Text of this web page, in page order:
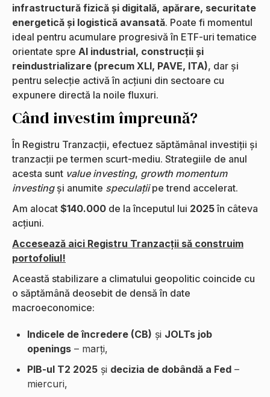
infrastructură fizică și digitală, apărare, securitate
energetică și logistică avansată. Poate fi momentul
ideal pentru acumulare progresivă în ETF-uri tematice
orientate spre AI industrial, construcții și
reindustrializare (precum XLI, PAVE, ITA), dar și
pentru selecție activă în acțiuni din sectoare cu
expunere directă la noile fluxuri.
Când investim împreună?
În Registru Tranzacții, efectuez săptămânal investiții și
tranzacții pe termen scurt-mediu. Strategiile de anul
acesta sunt value investing, growth momentum
investingși anumite speculațiipe trend accelerat.
Am alocat $140.000 de la începutul lui 2025în câteva
acțiuni.
Accesează aici Registru Tranzacții să construim
portofoliul!
Această stabilizare a climatului geopolitic coincide cu
o săptămână deosebit de densă în date
macroeconomice:
Indicele de încredere (CB) și JOLTs job
openings – marți,
PIB-ul T2 2025 și decizia de dobândă a Fed –
miercuri,